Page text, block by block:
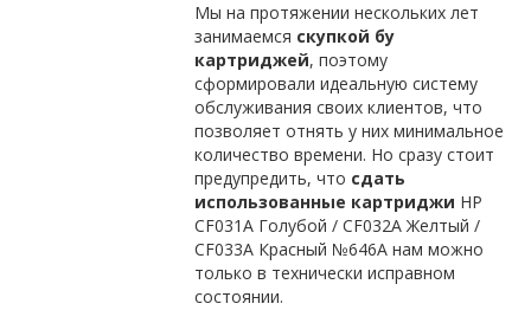
Мы на протяжении нескольких лет
занимаемся скупкой бу
картриджей, поэтому
сформировали идеальную систему
обслуживания своих клиентов, что
позволяет отнять у них минимальное
количество времени. Но сразу стоит
предупредить, что сдать
использованные картриджи HP
CF031A Голубой / CF032A Желтый /
CF033A Красный №646A нам можно
только в технически исправном
состоянии.